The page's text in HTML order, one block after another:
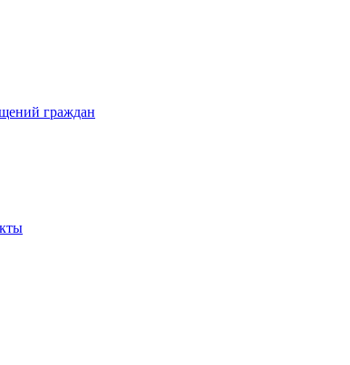
граждан